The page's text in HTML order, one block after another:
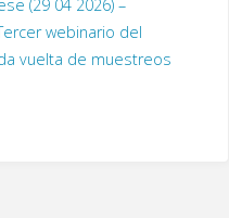
(29 04 2026) –
webinario del
vuelta de muestreos